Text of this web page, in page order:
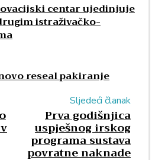
centar ujedinjuje
istraživačko-
reseal pakiranje
Sljedeći članak
Prva godišnjica
uspješnog irskog
programa sustava
povratne naknade